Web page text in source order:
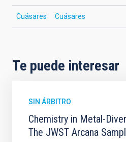
Cuásares Cuásares
Te puede interesar
SIN ÁRBITRO
Chemistry in Metal-
The JWST Arcana